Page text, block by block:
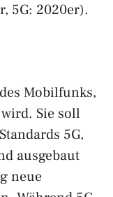
5G: 2020er).
Mobilfunks,
Sie soll
5G,
ausgebaut
neue